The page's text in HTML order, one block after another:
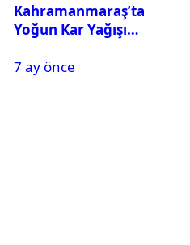
Kahramanmaraş’ta
Yoğun Kar Yağışı
Tatil
7 ay önce